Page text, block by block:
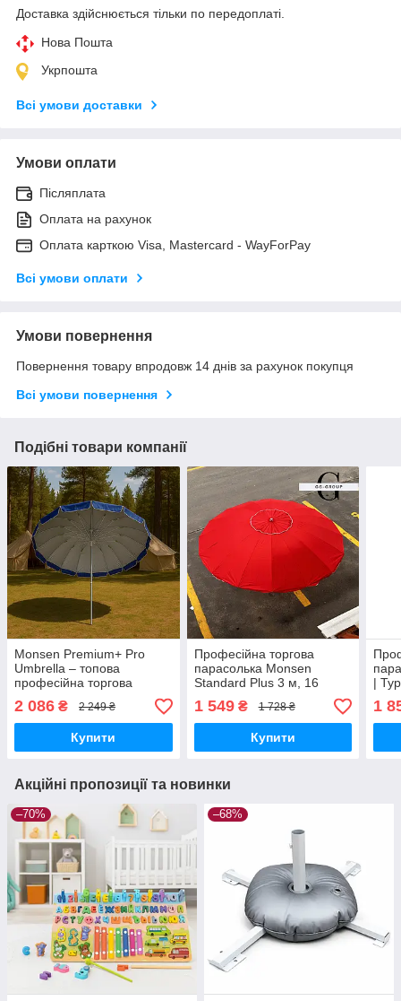
Доставка здійснюється тільки по передоплаті.
Нова Пошта
Укрпошта
Всі умови доставки
Умови оплати
Післяплата
Оплата на рахунок
Оплата карткою Visa, Mastercard - WayForPay
Всі умови оплати
Умови повернення
Повернення товару впродовж 14 днів за рахунок покупця
Всі умови повернення
Подібні товари компанії
Monsen Premium+ Pro
Umbrella – топова
професійна торгова
парасолька з Туреччини
16 спиць 3,5 м
2 086 ₴ 2 249 ₴
Купити
Професійна торгова
парасолька Monsen
Standard Plus 3 м, 16
спиць | Виробництво
Туреччина | Посилений
каркас, вітростійкий,
1 549₴ 1 728 ₴
Купити
|
1
Акційні пропозиції та новинки
–70% –68%